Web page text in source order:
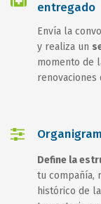
entregado
Envía la
y realiza un
momento de
Define la
tu compañía,
histórico de